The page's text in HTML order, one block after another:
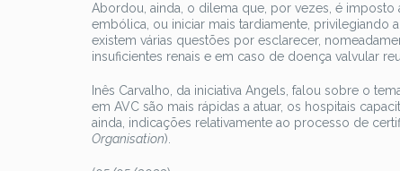
Abordou, ainda, o dilema que, por vezes, é
embólica, ou iniciar mais tardiamente, privilegiando
existem várias questões por esclarecer,
insuficientes renais e em caso de doença valvular
Inês Carvalho, da iniciativa Angels, falou sobre o
em AVC são mais rápidas a atuar, os hospitais
ainda, indicações relativamente ao processo de
Organisation).